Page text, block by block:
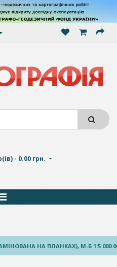
- 0.00 грн.
НА ПЛАНКАХ), М-Б 1:5 000